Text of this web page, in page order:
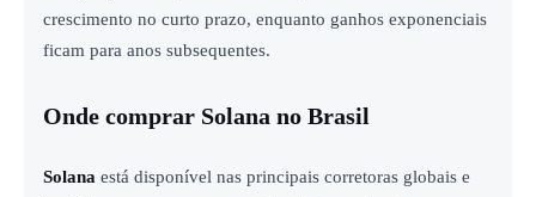
crescimento no curto prazo, enquanto ganhos exponenciais
ficam para anos subsequentes.
Onde comprar Solana no Brasil
Solana está disponível nas principais corretoras globais e